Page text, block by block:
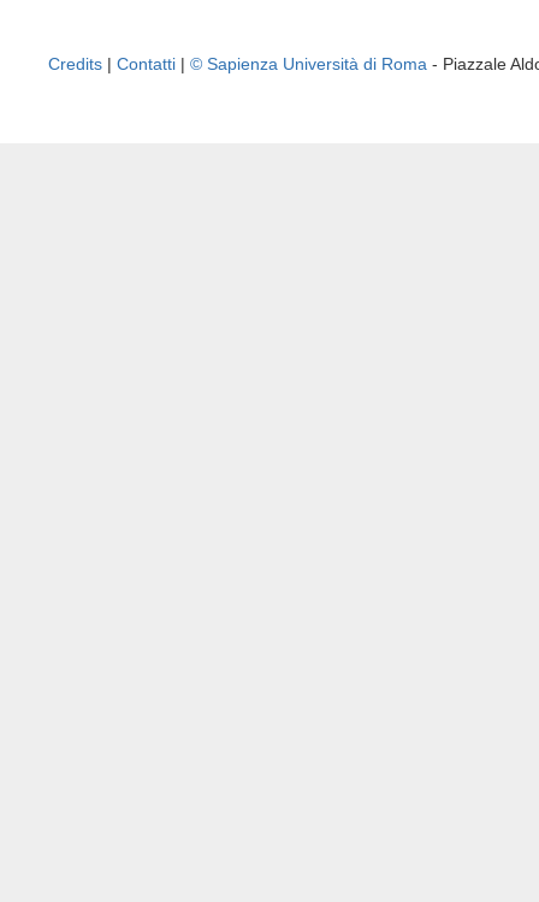
Credits | Contatti | © Sapienza Università di Roma - Piazzale